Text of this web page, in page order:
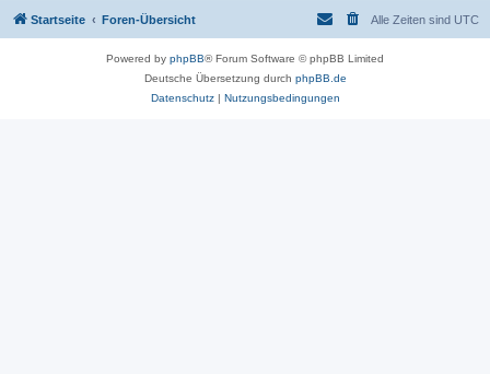
Startseite Foren-Übersicht Alle Zeiten sind UTC
Powered by phpBB® Forum Software © phpBB Limited
Deutsche Übersetzung durch phpBB.de
Datenschutz| Nutzungsbedingungen